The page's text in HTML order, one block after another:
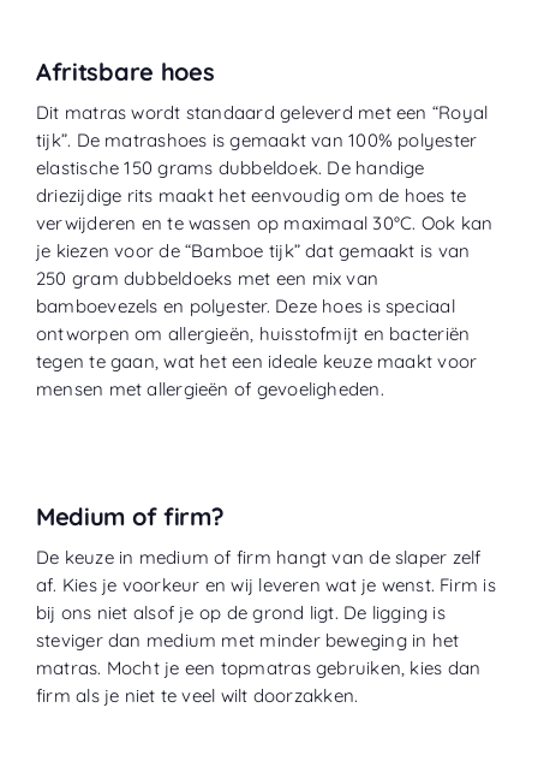
Afritsbare hoes
Dit matras wordt standaard geleverd met een “Royal
tijk”. De matrashoes is gemaakt van 100% polyester
elastische 150 grams dubbeldoek. De handige
driezijdige rits maakt het eenvoudig om de hoes te
verwijderen en te wassen op maximaal 30°C. Ook kan
je kiezen voor de “Bamboe tijk” dat gemaakt is van
250 gram dubbeldoeks met een mix van
bamboevezels en polyester. Deze hoes is speciaal
ontworpen om allergieën, huisstofmijt en bacteriën
tegen te gaan, wat het een ideale keuze maakt voor
mensen met allergieën of gevoeligheden.
Medium of firm?
De keuze in medium of firm hangt van de slaper zelf
af. Kies je voorkeur en wij leveren wat je wenst. Firm is
bij ons niet alsof je op de grond ligt. De ligging is
steviger dan medium met minder beweging in het
matras. Mocht je een topmatras gebruiken, kies dan
firm als je niet te veel wilt doorzakken.